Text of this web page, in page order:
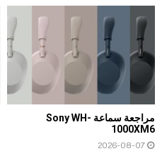
مراجعة سماعة Sony WH-
1000XM6
2026-08-07